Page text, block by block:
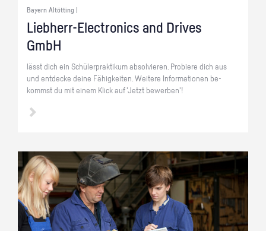
Bayern Altötting |
Lieb­herr-Elec­tro­nics and Dri­ves
GmbH
lässt dich ein Schü­ler­prak­ti­kum ab­sol­vie­ren. Pro­bie­re dich aus
und ent­de­cke deine Fä­hig­kei­ten. Wei­te­re In­for­ma­tio­nen be­
kommst du mit einem Klick auf 'Jetzt be­wer­ben'!